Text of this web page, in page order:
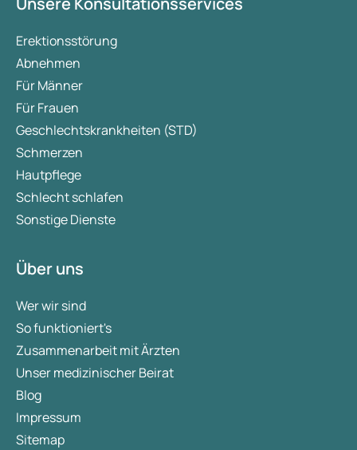
Erektionsstörung
Abnehmen
Für Männer
Für Frauen
Geschlechtskrankheiten (STD)
Schmerzen
Hautpflege
Schlecht schlafen
Sonstige Dienste
Über uns
Wer wir sind
So funktioniert's
Zusammenarbeit mit Ärzten
Unser medizinischer Beirat
Blog
Impressum
Sitemap